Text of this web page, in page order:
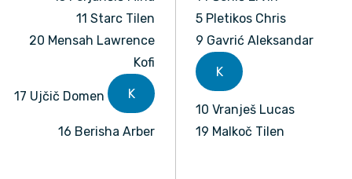
11 Starc Tilen
20 Mensah Lawrence
Kofi
17 Ujčič Domen K
16 Berisha Arber
5 Pletikos Chris
9 Gavrić Aleksandar
K
10 Vranješ Lucas
19 Malkoč Tilen